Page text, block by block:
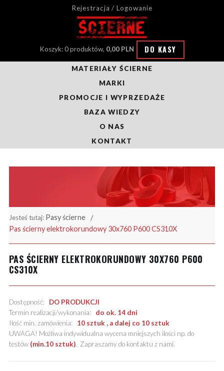
Rejestracja / Logowanie
Koszyk: 0 produktów, 0,00 PLN DO KASY
MATERIAŁY ŚCIERNE
MARKI
PROMOCJE I WYPRZEDAŻE
BAZA WIEDZY
O NAS
KONTAKT
Jesteś tutaj: Pasy ścierne
Pas ścierny elektrokorundowy 30x760 P600 CS310X
PAS ŚCIERNY ELEKTROKORUNDOWY 30X760 P600
CS310X
Dostępność: DO PRODUKCJI
Termin realizacji/wykonania: do ok. 14 dni
Ilość min. zamówienia: 10 sztuk , a dalej co 10 sztuk
UWAGA! Możliwa indywidualna wycena mniejszych ilości np. do
testów (min.10 sztuk). Zapraszamy do kontaktu z nami.